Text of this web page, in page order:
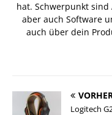
hat. Schwerpunkt sind
aber auch Software
auch über dein
Logitech